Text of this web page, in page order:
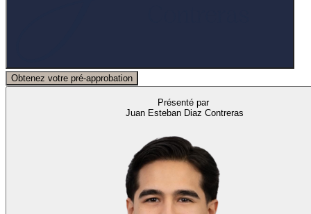
Obtenez votre pré-approbation
Présenté par
Juan Esteban Diaz Contreras